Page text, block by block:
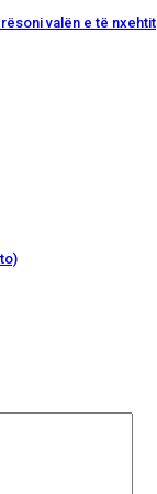
valën e të nxehtit